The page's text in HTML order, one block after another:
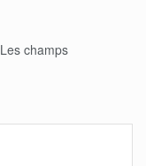
Les champs